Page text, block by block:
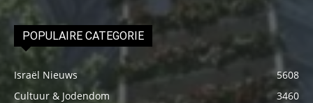
POPULAIRE CATEGORIE
Israël Nieuws
5608
Cultuur & Jodendom
3460